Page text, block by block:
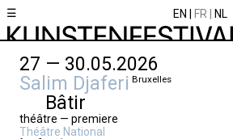
☰ EN FR NL
27 — 30.05.2026
Salim Djaferi Bruxelles
Bâtir
théâtre — premiere
Théâtre National